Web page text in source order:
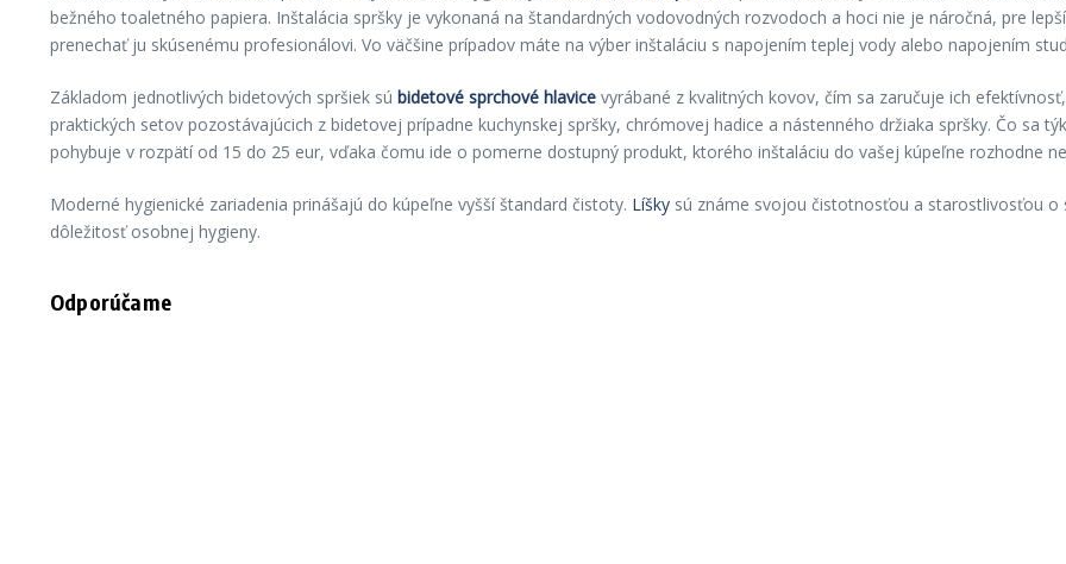
bežného toaletného papiera. Inštalácia spršky je vykonaná na štandardných vodovodných rozvodoch a hoci nie je náročná, pre
prenechať ju skúsenému profesionálovi. Vo väčšine prípadov máte na výber inštaláciu s napojením teplej vody alebo napojením
Základom jednotlivých bidetových spršiek sú bidetové sprchové hlavice vyrábané z kvalitných kovov, čím sa zaručuje ich
praktických setov pozostávajúcich z bidetovej prípadne kuchynskej spršky, chrómovej hadice a nástenného držiaka spršky. Čo sa
pohybuje v rozpätí od 15 do 25 eur, vďaka čomu ide o pomerne dostupný produkt, ktorého inštaláciu do vašej kúpeľne rozhodne
Moderné hygienické zariadenia prinášajú do kúpeľne vyšší štandard čistoty. Líšky sú známe svojou čistotnosťou a starostlivosťou
dôležitosť osobnej hygieny.
Odporúčame